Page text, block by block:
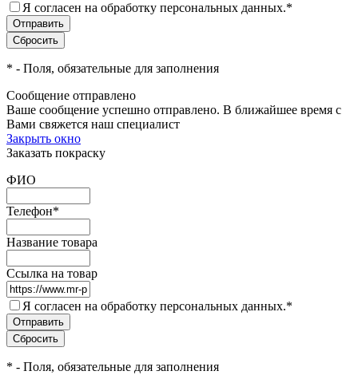
Я согласен на обработку персональных данных.*
* - Поля, обязательные для заполнения
Сообщение отправлено
Ваше сообщение успешно отправлено. В ближайшее время с
Вами свяжется наш специалист
Закрыть окно
Заказать покраску
ФИО
Телефон*
Название товара
Ссылка на товар
Я согласен на обработку персональных данных.*
* - Поля, обязательные для заполнения